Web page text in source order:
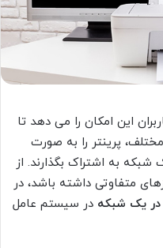
این امکان را می دهد تا
مختلف، پرینتر را به صورت
شبکه به اشتراک بگذارند. از
متفاوتی داشته باشد، در
در یک شبکه در سیستم عامل